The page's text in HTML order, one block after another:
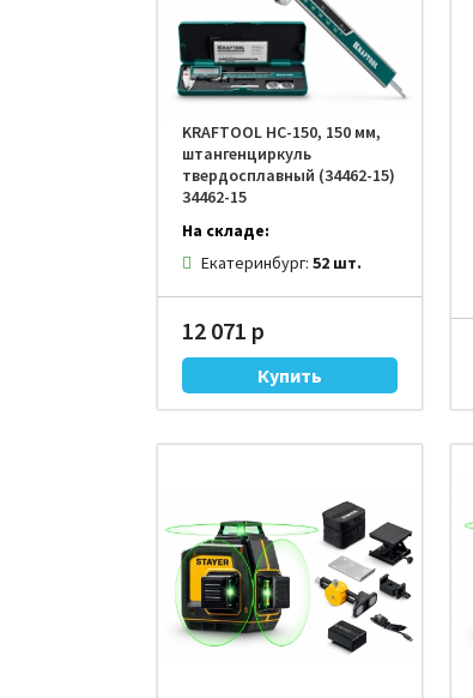
KRAFTOOL HC-150, 150 мм,
штангенциркуль
твердосплавный (34462-15)
34462-15
На складе:
Екатеринбург: 52 шт.
12 071 р